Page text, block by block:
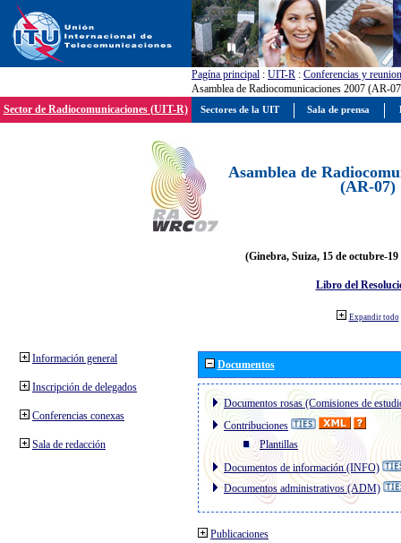
Pagína principal : UIT-R : Conferencias y
Asamblea de Radiocomunicaciones 2007 (AR-
Sector de Radiocomunicaciones (UIT-R)
Asamblea de
(AR-07)
(Ginebra, Suiza, 15 de octubre-19
Libro del
Expandir todo
Información general
Inscripción de delegados
Conferencias conexas
Sala de redacción
Documentos
Documentos rosas (Comisiones de
Contribuciones
Plantillas
Documentos de información (INFO)
Documentos administrativos (ADM)
Publicaciones
Sectores de la UIT Sala de prensa